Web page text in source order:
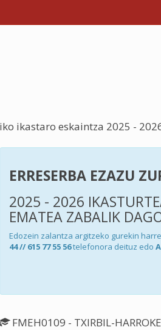
ikastaro eskaintza 2025 -
ERRESERBA EZAZU
2025 - 2026
EMATEA ZABALIK
Edozein zalantza argitzeko gurekin
44 // 615 77 55 56telefonora deituz edo
FMEH0109 - TXIRBIL-